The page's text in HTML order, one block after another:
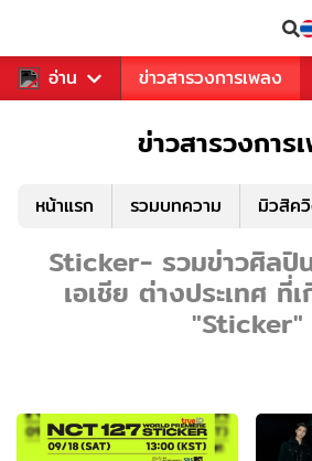
อ่าน
ข่าวบันเทิง ข่าวสารวงการเพลง
ข่าวสารวงการ
หน้าแรก รวมบทความ มิวสิค
Sticker- รวมข่าวศิลปิ
เอเชีย ต่างประเทศ ที่
"Sticker"